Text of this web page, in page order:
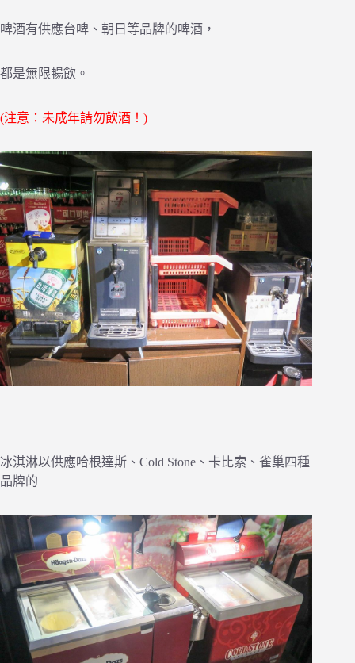
啤酒有供應台啤、朝日等品牌的啤酒，
都是無限暢飲。
(注意：未成年請勿飲酒！)
冰淇淋以供應哈根達斯、Cold Stone、卡比索、雀巢四種
品牌的